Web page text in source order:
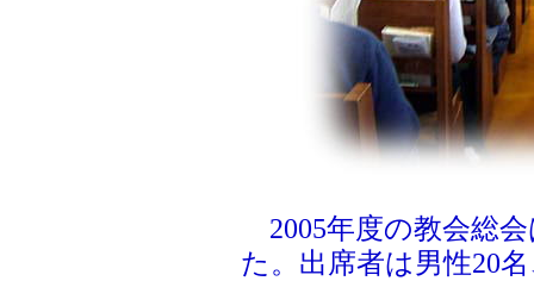
2005年度の教会総
た。出席者は男性20